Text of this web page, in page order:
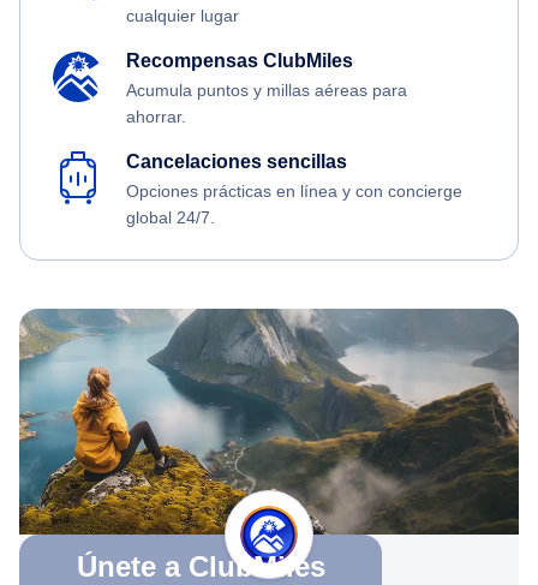
cualquier lugar
Recompensas ClubMiles
Acumula puntos y millas aéreas para
ahorrar.
Cancelaciones sencillas
Opciones prácticas en línea y con concierge
global 24/7.
Únete a ClubMiles